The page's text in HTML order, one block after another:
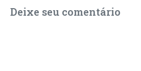
Deixe seu comentário